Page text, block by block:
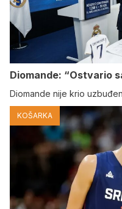
Diomande: “Ostvario
Diomande nije krio
KOŠARKA